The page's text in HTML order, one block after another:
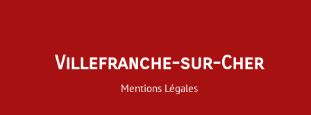
Villefranche-sur-Cher
Mentions Légales